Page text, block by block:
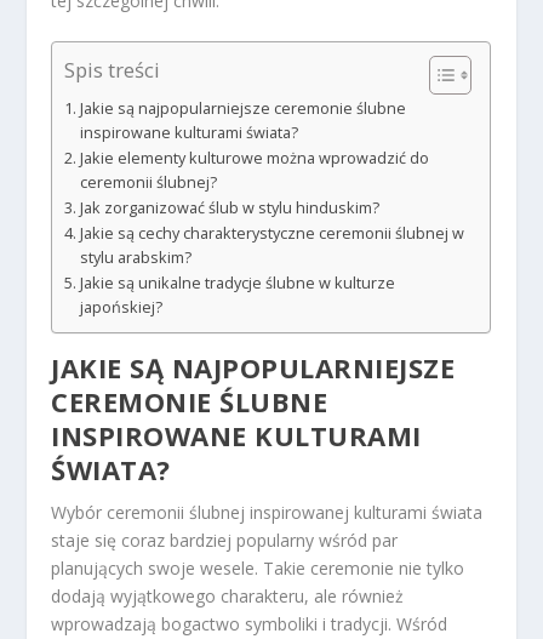
Spis treści
Jakie są najpopularniejsze ceremonie ślubne
inspirowane kulturami świata?
Jakie elementy kulturowe można wprowadzić do
ceremonii ślubnej?
Jak zorganizować ślub w stylu hinduskim?
Jakie są cechy charakterystyczne ceremonii ślubnej w
stylu arabskim?
Jakie są unikalne tradycje ślubne w kulturze
japońskiej?
JAKIE SĄ NAJPOPULARNIEJSZE
CEREMONIE ŚLUBNE
INSPIROWANE KULTURAMI
ŚWIATA?
Wybór ceremonii ślubnej inspirowanej kulturami świata
staje się coraz bardziej popularny wśród par
planujących swoje wesele. Takie ceremonie nie tylko
dodają wyjątkowego charakteru, ale również
wprowadzają bogactwo symboliki i tradycji. Wśród